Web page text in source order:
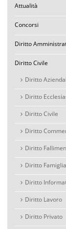
Attualità
Concorsi
Diritto
Diritto Civile
Diritto
Diritto
Diritto Civile
Diritto
Diritto
Diritto Famiglia
Diritto
Diritto Lavoro
Diritto Privato